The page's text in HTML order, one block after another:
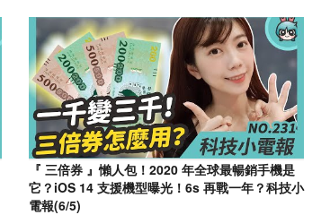
『 三倍券 』懶人包！2020 年全球最暢銷手機是
它？iOS 14 支援機型曝光！6s 再戰一年？科技小
電報(6/5)